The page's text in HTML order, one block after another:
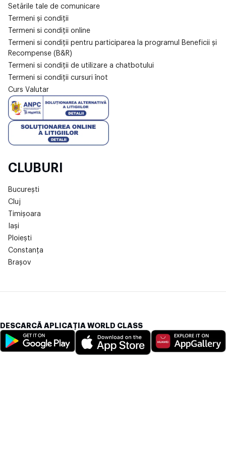
Setările tale de comunicare
Termeni și condiții
Termeni si condiții online
Termeni si condiții pentru participarea la programul Beneficii și
Recompense (B&R)
Termeni si condiții de utilizare a chatbotului
Termeni si condiții cursuri înot
Curs Valutar
CLUBURI
București
Cluj
Timișoara
Iași
Ploiești
Constanța
Brașov
DESCARCĂ APLICAȚIA WORLD CLASS